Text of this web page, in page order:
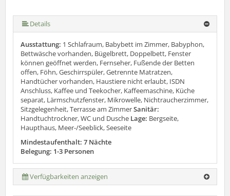
Details
Ausstattung: 1 Schlafraum, Babybett im Zimmer, Babyphon,
Bettwäsche vorhanden, Bügelbrett, Doppelbett, Fenster
können geöffnet werden, Fernseher, Fußende der Betten
offen, Föhn, Geschirrspüler, Getrennte Matratzen,
Handtücher vorhanden, Haustiere nicht erlaubt, ISDN
Anschluss, Kaffee und Teekocher, Kaffeemaschine, Küche
separat, Lärmschutzfenster, Mikrowelle, Nichtraucherzimmer,
Sitzgelegenheit, Terrasse am ZimmerSanitär:
Handtuchtrockner, WC und Dusche Lage: Bergseite,
Haupthaus, Meer-/Seeblick, Seeseite
Mindestaufenthalt: 7 Nächte
Belegung: 1-3 Personen
Verfügbarkeiten anzeigen